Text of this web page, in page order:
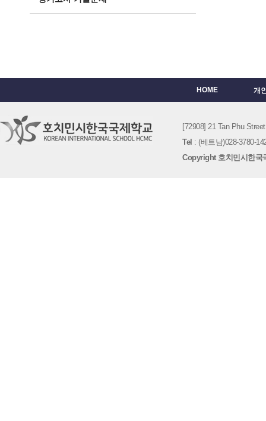
HOME 개
[72908] 21 Tan Phu
Tel : (베트남)028-3780-
Copyright 호치민시한국